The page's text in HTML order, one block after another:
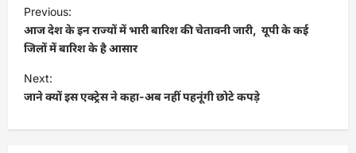
o
s
t
n
a
Previous:
आज देश के इन राज्यों में भारी बारिश की चेतावनी जारी, यूपी के कई
जिलों में बारिश के है आसार
Next:
जाने क्यों इस एक्ट्रेस ने कहा-अब नहीं पहनूंगी छोटे कपड़े